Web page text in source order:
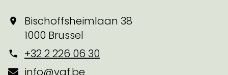
Bischoffsheimlaan 38
1000 Brussel
+32 2 226 06 30
info@vaf.be